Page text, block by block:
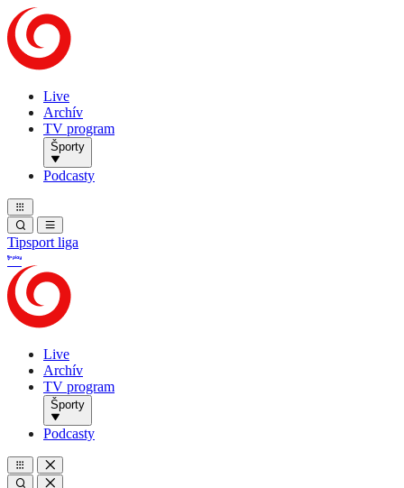
Live
Archív
TV program
Športy
Podcasty
Tipsport liga
Live
Archív
TV program
Športy
Podcasty